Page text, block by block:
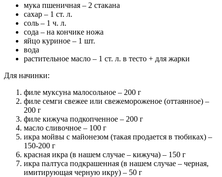
мука пшеничная – 2 стакана
сахар – 1 ст. л.
соль – 1 ч. л.
сода – на кончике ножа
яйцо куриное – 1 шт.
вода
растительное масло – 1 ст. л. в тесто + для жарки
Для начинки:
филе муксуна малосольное – 200 г
филе семги свежее или свежемороженое (оттаянное) –
200 г
филе кижуча подкопченное – 200 г
масло сливочное – 100 г
икра мойвы с майонезом (такая продается в тюбиках) –
150-200 г
красная икра (в нашем случае – кижуча) – 150 г
икра палтуса подкрашенная (в нашем случае – черная,
имитирующая черную икру) – 50 г